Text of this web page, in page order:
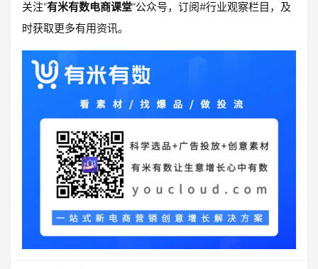
关注“有米有数电商课堂”公众号，订阅#行业观察栏目，及
时获取更多有用资讯。